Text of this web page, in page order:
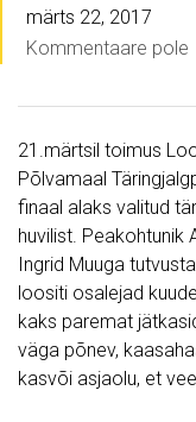
märts 22, 2017
Kommentaare pole
21.märtsil toimus
Põlvamaal
finaal alaks valitud
huvilist.
Ingrid Muuga
loositi osalejad
kaks paremat
väga põnev,
kasvõi asjaolu, et